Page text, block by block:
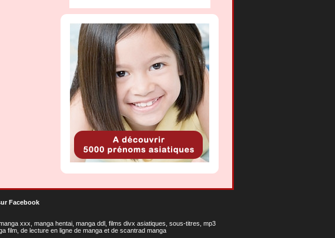
Facebook
xxx, manga hentai, manga ddl, films divx asiatiques, sous-titres, mp3
film, de lecture en ligne de manga et de scantrad manga